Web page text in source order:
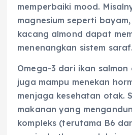
memperbaiki mood.
magnesium seperti
kacang almond dapat
menenangkan sistem saraf.
Omega-3 dari ikan salmon
juga mampu menekan
menjaga kesehatan otak.
makanan yang
kompleks (terutama B6